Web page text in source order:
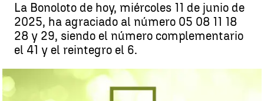
La Bonoloto de hoy, miércoles 11 de junio de
2025, ha agraciado al número 05 08 11 18
28 y 29, siendo el número complementario
el 41 y el reintegro el 6.